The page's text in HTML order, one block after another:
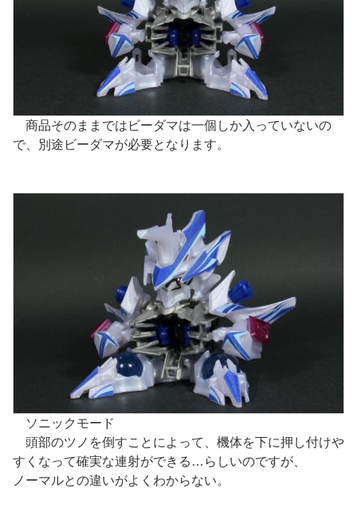
商品そのままではビーダマは一個しか入っていないの
で、別途ビーダマが必要となります。
ソニックモード
頭部のツノを倒すことによって、機体を下に押し付けや
すくなって確実な連射ができる…らしいのですが、
ノーマルとの違いがよくわからない。